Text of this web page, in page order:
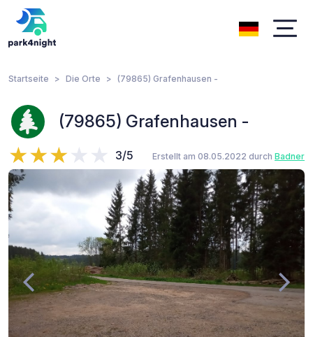
Startseite Die Orte (79865) Grafenhausen -
(79865) Grafenhausen -
3/5 Erstellt am 08.05.2022 durch Badner